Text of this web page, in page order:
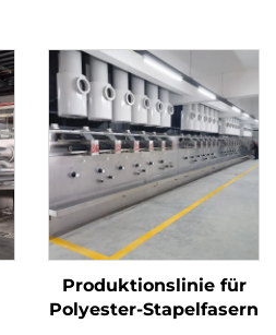
Herstellung von
Verbundstapelfasern
Produktionslinie für
Polyester-Stapelfasern